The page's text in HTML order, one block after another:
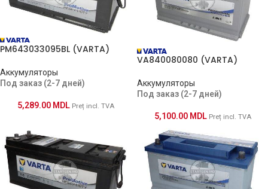
PM643033095BL (VARTA)
Аккумуляторы
Под заказ (2-7 дней)
5,289.00 MDL Preț incl. TVA
VA840080080 (VARTA)
Аккумуляторы
Под заказ (2-7 дней)
5,100.00 MDL Preț incl. TVA